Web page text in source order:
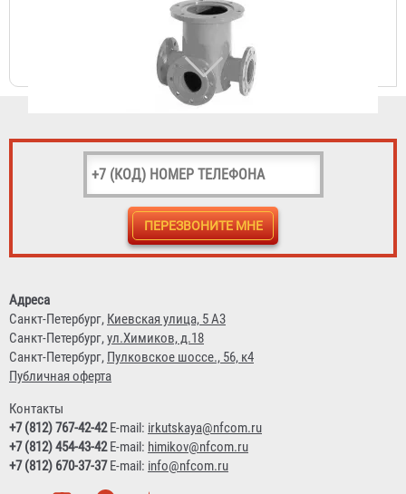
Тройник фланцевый с пожарной подставкой ППТФ
(сталь) d-250мм, отросток 100мм
12 862 ₽
Тройник фланцевый с пожарной подставкой ППТФ
(сталь) d-300мм, отросток 300мм
20 650 ₽
Адреса
Санкт-Петербург, Киевская улица, 5 А3
Санкт-Петербург,ул.Химиков, д.18
Санкт-Петербург, Пулковское шоссе., 56, к4
Публичная оферта
Контакты
+7 (812) 767-42-42E-mail: irkutskaya@nfcom.ru
+7 (812) 454-43-42E-mail: himikov@nfcom.ru
+7 (812) 670-37-37E-mail: info@nfcom.ru